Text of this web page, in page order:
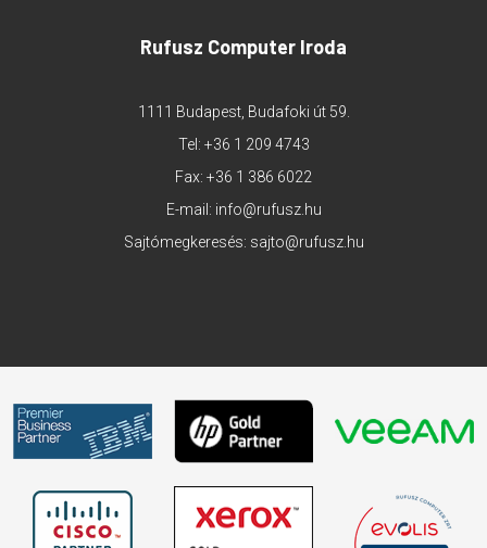
Rufusz Computer Iroda
1111 Budapest, Budafoki út 59.
Tel: +36 1 209 4743
Fax: +36 1 386 6022
E-mail: info@rufusz.hu
Sajtómegkeresés: sajto@rufusz.hu